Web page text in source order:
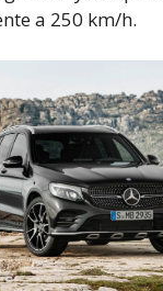
a 250 km/h.